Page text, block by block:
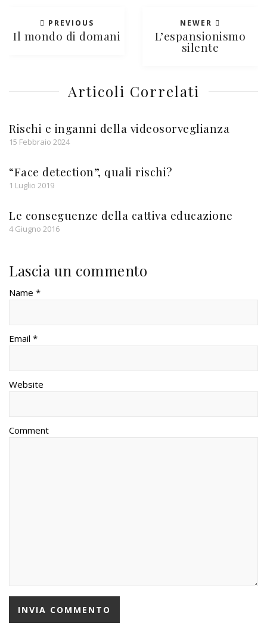
PREVIOUS
Il mondo di domani
NEWER
L’espansionismo
silente
Articoli Correlati
Rischi e inganni della videosorveglianza
15 Febbraio 2024
“Face detection”, quali rischi?
1 Luglio 2019
Le conseguenze della cattiva educazione
4 Giugno 2016
Lascia un commento
Name *
Email *
Website
Comment